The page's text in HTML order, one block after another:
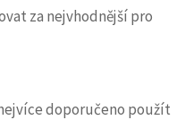
za nejvhodnější pro
doporučeno použít